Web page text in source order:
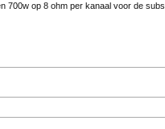
700w op 8 ohm per kanaal voor de subs.